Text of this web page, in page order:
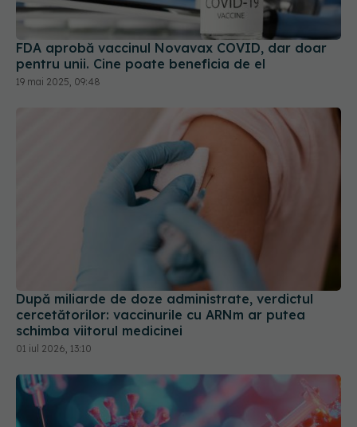
FDA aprobă vaccinul Novavax COVID, dar doar
pentru unii. Cine poate beneficia de el
19 mai 2025, 09:48
După miliarde de doze administrate, verdictul
cercetătorilor: vaccinurile cu ARNm ar putea
schimba viitorul medicinei
01 iul 2026, 13:10